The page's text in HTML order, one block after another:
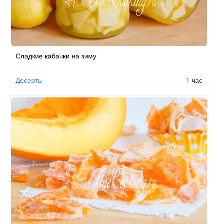
Сладкие кабачки на зиму
Десерты 1 час